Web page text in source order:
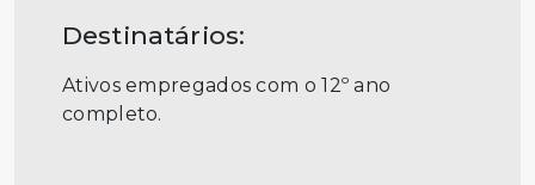
Destinatários:
Ativos empregados com o 12º ano
completo.